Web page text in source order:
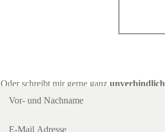
Oder schreibt mir gerne ganzunverbindlich
24 - 48 Stundenbei euch zurück.